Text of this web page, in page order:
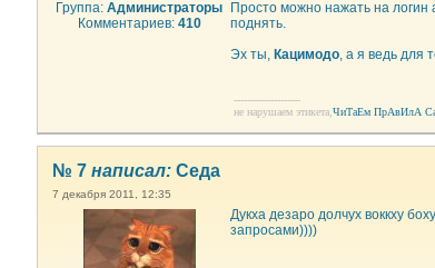
Группа: Администраторы
Комментариев: 410
Просто можно нажать на логин
поднять.
Эх ты, Кацимодо, а я ведь для
--------------------
не нарушаем этикета, ЧиТаЕм ПрАвИлА
№ 7 написал: Седа
7 декабря 2011, 12:35
Дукха дезаро долчух воккху
запросами))))